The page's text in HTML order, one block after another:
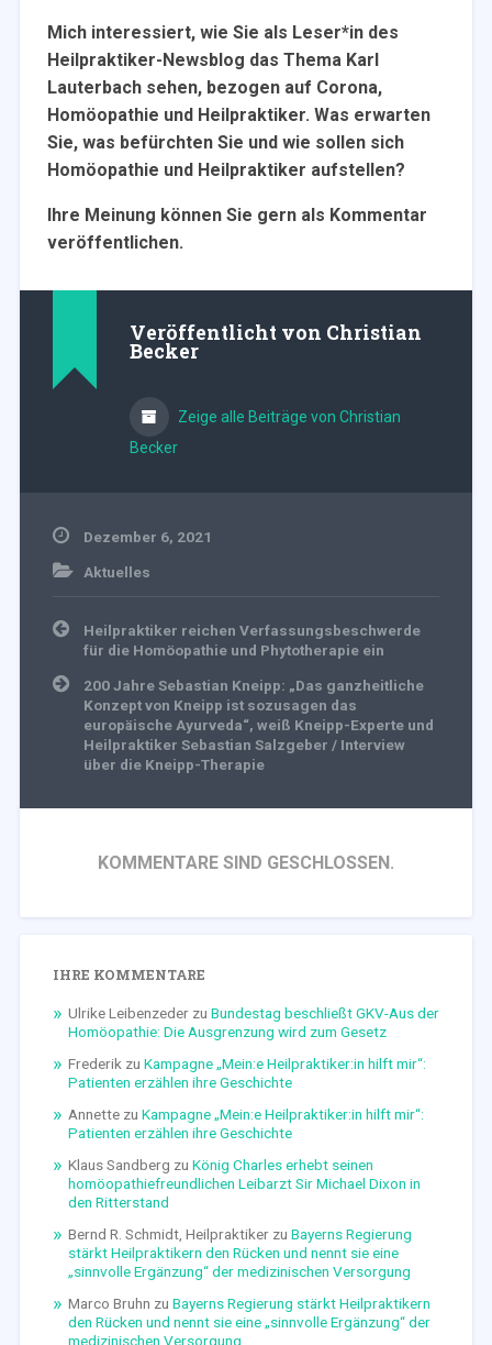
Mich interessiert, wie Sie als Leser*in des
Heilpraktiker-Newsblog das Thema Karl
Lauterbach sehen, bezogen auf Corona,
Homöopathie und Heilpraktiker. Was erwarten
Sie, was befürchten Sie und wie sollen sich
Homöopathie und Heilpraktiker aufstellen?
Ihre Meinung können Sie gern als Kommentar
veröffentlichen.
Veröffentlicht von Christian
Becker
Zeige alle Beiträge von Christian
Becker
Dezember 6, 2021
Aktuelles
Beitragsnavigation
Heilpraktiker reichen Verfassungsbeschwerde
für die Homöopathie und Phytotherapie ein
200 Jahre Sebastian Kneipp: „Das ganzheitliche
Konzept von Kneipp ist sozusagen das
europäische Ayurveda“, weiß Kneipp-Experte und
Heilpraktiker Sebastian Salzgeber / Interview
über die Kneipp-Therapie
KOMMENTARE SIND GESCHLOSSEN.
IHRE KOMMENTARE
Ulrike Leibenzederzu Bundestag beschließt GKV-Aus der
Homöopathie: Die Ausgrenzung wird zum Gesetz
Frederik zu Kampagne „Mein:e Heilpraktiker:in hilft mir“:
Patienten erzählen ihre Geschichte
Annettezu Kampagne „Mein:e Heilpraktiker:in hilft mir“:
Patienten erzählen ihre Geschichte
Klaus Sandberg zu König Charles erhebt seinen
homöopathiefreundlichen Leibarzt Sir Michael Dixon in
den Ritterstand
Bernd R. Schmidt, Heilpraktikerzu Bayerns Regierung
stärkt Heilpraktikern den Rücken und nennt sie eine
„sinnvolle Ergänzung“ der medizinischen Versorgung
Marco Bruhn zu Bayerns Regierung stärkt Heilpraktikern
den Rücken und nennt sie eine „sinnvolle Ergänzung“ der
medizinischen Versorgung